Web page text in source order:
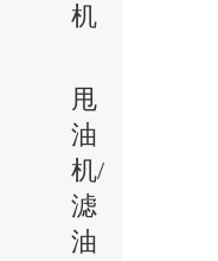
机
甩
油
机/
滤
油